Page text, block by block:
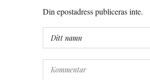
Din epostadress publiceras inte.